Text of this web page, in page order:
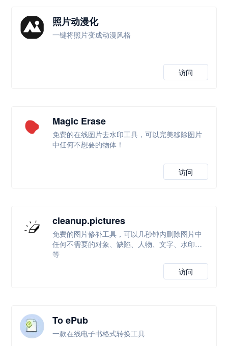
照片动漫化
一键将照片变成动漫风格
访问
Magic Erase
免费的在线图片去水印工具，可以完美移除图片
中任何不想要的物体！
访问
cleanup.pictures
免费的图片修补工具，可以几秒钟内删除图片中
任何不需要的对象、缺陷、人物、文字、水印等
等
访问
To ePub
一款在线电子书格式转换工具